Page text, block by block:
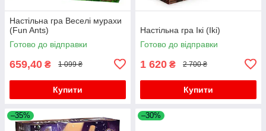
Настільна гра Веселі мурахи
(Fun Ants)
Готово до відправки
659,40 ₴ 1 099 ₴
Купити
Настільна гра Ікі (Iki)
Готово до відправки
1 620 ₴ 2 700 ₴
Купити
–35% –30%